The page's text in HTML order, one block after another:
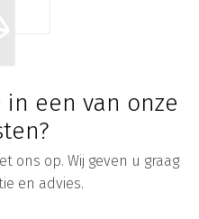
een van onze
ons op. Wij geven u graag
en advies.